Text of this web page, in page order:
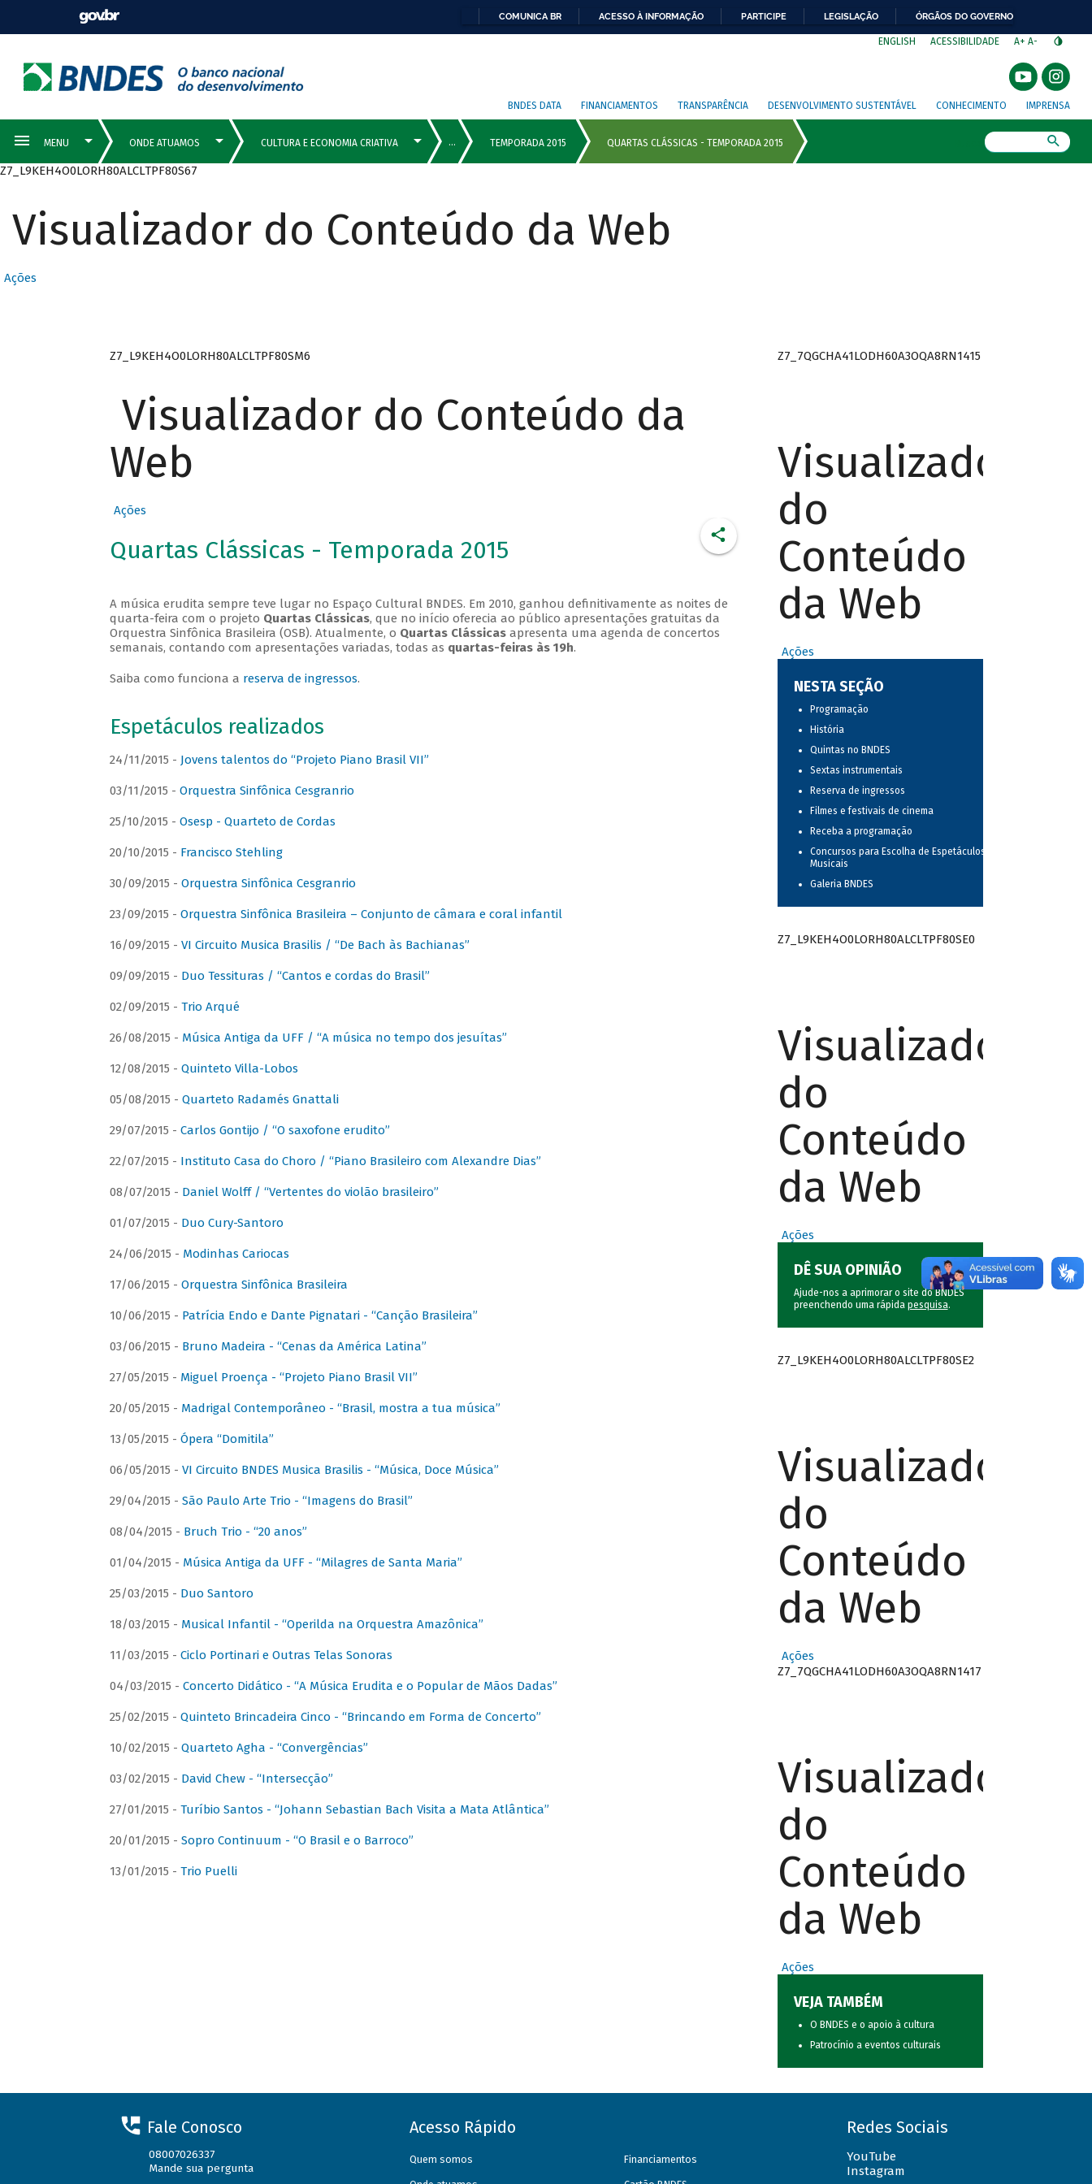
COMUNICA BR ACESSO À INFORMAÇÃO PARTICIPE LEGISLAÇÃO ÓRGÃOS DO GOVERNO
ENGLISH ACESSIBILIDADE A+ A-
BNDES DATA FINANCIAMENTOS TRANSPARÊNCIA DESENVOLVIMENTO SUSTENTÁVEL CONHECIMENTO IMPRENSA
Z7_L9KEH4O0LORH80ALCLTPF80S67
Visualizador do Conteúdo da Web
Ações
Z7_L9KEH4O0LORH80ALCLTPF80SM6
Visualizador do Conteúdo da
Web
Ações
Quartas Clássicas - Temporada 2015
A música erudita sempre teve lugar no Espaço Cultural BNDES. Em 2010, ganhou definitivamente as noites de
quarta-feira com o projeto Quartas Clássicas, que no início oferecia ao público apresentações gratuitas da
Orquestra Sinfônica Brasileira (OSB). Atualmente, o Quartas Clássicasapresenta uma agenda de concertos
semanais, contando com apresentações variadas, todas as quartas-feiras às 19h.
Saiba como funciona a reserva de ingressos.
Espetáculos realizados
24/11/2015 - Jovens talentos do “Projeto Piano Brasil VII”
03/11/2015 - Orquestra Sinfônica Cesgranrio
25/10/2015 - Osesp - Quarteto de Cordas
20/10/2015 - Francisco Stehling
30/09/2015 - Orquestra Sinfônica Cesgranrio
23/09/2015 - Orquestra Sinfônica Brasileira – Conjunto de câmara e coral infantil
16/09/2015 - VI Circuito Musica Brasilis / “De Bach às Bachianas”
09/09/2015 - Duo Tessituras / “Cantos e cordas do Brasil”
02/09/2015 - Trio Arqué
26/08/2015 - Música Antiga da UFF / “A música no tempo dos jesuítas”
12/08/2015 - Quinteto Villa-Lobos
05/08/2015 - Quarteto Radamés Gnattali
29/07/2015 - Carlos Gontijo / “O saxofone erudito”
22/07/2015 - Instituto Casa do Choro / “Piano Brasileiro com Alexandre Dias”
08/07/2015 - Daniel Wolff / “Vertentes do violão brasileiro”
01/07/2015 - Duo Cury-Santoro
24/06/2015 - Modinhas Cariocas
17/06/2015 - Orquestra Sinfônica Brasileira
10/06/2015 - Patrícia Endo e Dante Pignatari - “Canção Brasileira”
03/06/2015 - Bruno Madeira - “Cenas da América Latina”
27/05/2015 - Miguel Proença - “Projeto Piano Brasil VII”
20/05/2015 - Madrigal Contemporâneo - “Brasil, mostra a tua música”
13/05/2015 - Ópera “Domitila”
06/05/2015 - VI Circuito BNDES Musica Brasilis - “Música, Doce Música”
29/04/2015 - São Paulo Arte Trio - “Imagens do Brasil”
08/04/2015 - Bruch Trio - “20 anos”
01/04/2015 - Música Antiga da UFF - “Milagres de Santa Maria”
25/03/2015 - Duo Santoro
18/03/2015 - Musical Infantil - “Operilda na Orquestra Amazônica”
11/03/2015 - Ciclo Portinari e Outras Telas Sonoras
04/03/2015 - Concerto Didático - “A Música Erudita e o Popular de Mãos Dadas”
25/02/2015 - Quinteto Brincadeira Cinco - “Brincando em Forma de Concerto”
10/02/2015 - Quarteto Agha - “Convergências”
03/02/2015 - David Chew - “Intersecção”
27/01/2015 - Turíbio Santos - “Johann Sebastian Bach Visita a Mata Atlântica”
20/01/2015 - Sopro Continuum - “O Brasil e o Barroco”
13/01/2015 - Trio Puelli
Z7_7QGCHA41LODH60A3OQA8RN1415
Visualizador
do
Conteúdo
da Web
Ações
NESTA SEÇÃO
Programação
História
Quintas no BNDES
Sextas instrumentais
Reserva de ingressos
Filmes e festivais de cinema
Receba a programação
Concursos para Escolha de Espetáculos
Musicais
Galeria BNDES
Z7_L9KEH4O0LORH80ALCLTPF80SE0
Visualizador
do
Conteúdo
da Web
Ações
DÊ SUA OPINIÃO
Ajude-nos a aprimorar o site do BNDES
preenchendo uma rápida pesquisa.
Z7_L9KEH4O0LORH80ALCLTPF80SE2
Visualizador
do
Conteúdo
da Web
Ações
Z7_7QGCHA41LODH60A3OQA8RN1417
Visualizador
do
Conteúdo
da Web
Ações
VEJA TAMBÉM
O BNDES e o apoio à cultura
Patrocínio a eventos culturais
Fale Conosco
08007026337
Mande sua pergunta
Acesso Rápido
Quem somos Financiamentos
Redes Sociais
YouTube
Instagram